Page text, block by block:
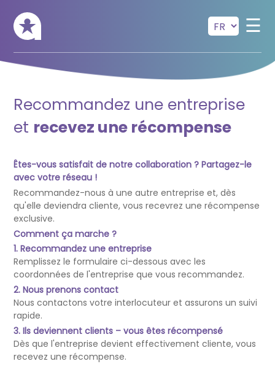
☰
Recommandez une entreprise
et recevez une récompense
Êtes-vous satisfait de notre collaboration ? Partagez-le
avec votre réseau !
Recommandez-nous à une autre entreprise et, dès
qu'elle deviendra cliente, vous recevrez une récompense
exclusive.
Comment ça marche ?
1. Recommandez une entreprise
Remplissez le formulaire ci-dessous avec les
coordonnées de l'entreprise que vous recommandez.
2. Nous prenons contact
Nous contactons votre interlocuteur et assurons un suivi
rapide.
3. Ils deviennent clients – vous êtes récompensé
Dès que l'entreprise devient effectivement cliente, vous
recevez une récompense.